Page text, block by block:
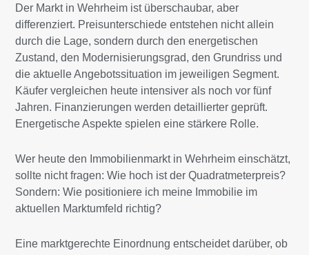
Der Markt in Wehrheim ist überschaubar, aber
differenziert. Preisunterschiede entstehen nicht allein
durch die Lage, sondern durch den energetischen
Zustand, den Modernisierungsgrad, den Grundriss und
die aktuelle Angebotssituation im jeweiligen Segment.
Käufer vergleichen heute intensiver als noch vor fünf
Jahren. Finanzierungen werden detaillierter geprüft.
Energetische Aspekte spielen eine stärkere Rolle.
Wer heute den Immobilienmarkt in Wehrheim einschätzt,
sollte nicht fragen: Wie hoch ist der Quadratmeterpreis?
Sondern: Wie positioniere ich meine Immobilie im
aktuellen Marktumfeld richtig?
Eine marktgerechte Einordnung entscheidet darüber, ob